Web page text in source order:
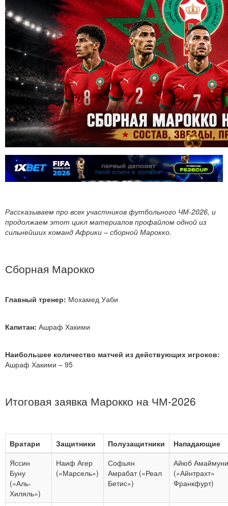
Рассказываем про всех участников футбольного ЧМ-2026, и
продолжаем этот цикл материалов профайлом одной из
сильнейших команд Африки – сборной Марокко.
Сборная Марокко
Главный тренер: Мохамед Уаби
Капитан: Ашраф Хакими
Наибольшее количество матчей из действующих игроков:
Ашраф Хакими – 95
Итоговая заявка Марокко на ЧМ-2026
Вратари Защитники Полузащитники
Нападающие
Яссин
Буну
(«Аль-
Хиляль»)
Наиф Агер
(«Марсель»)
Софьян
Амрабат («Реал
Бетис»)
Айюб Амаймуни
(«Айнтрахт»
Франкфурт)